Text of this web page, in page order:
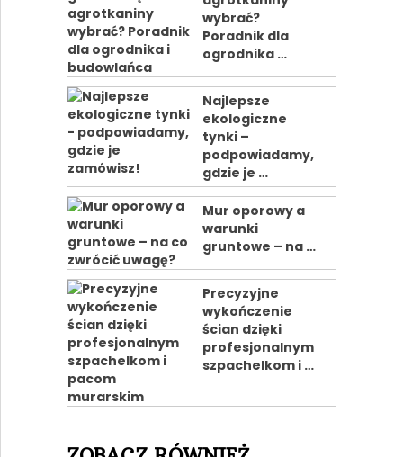
wybrać?
Poradnik dla
ogrodnika …
Najlepsze
ekologiczne
tynki –
podpowiadamy,
gdzie je …
Mur oporowy a
warunki
gruntowe – na …
Precyzyjne
wykończenie
ścian dzięki
profesjonalnym
szpachelkom i …